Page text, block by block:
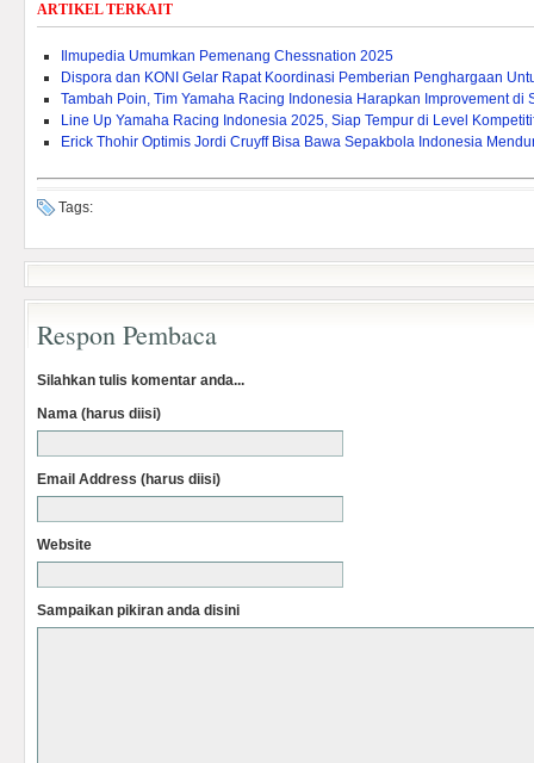
ARTIKEL TERKAIT
Ilmupedia Umumkan Pemenang Chessnation 2025
Dispora dan KONI Gelar Rapat Koordinasi Pemberian Penghargaan
Tambah Poin, Tim Yamaha Racing Indonesia Harapkan Improvement di
Line Up Yamaha Racing Indonesia 2025, Siap Tempur di Level
Erick Thohir Optimis Jordi Cruyff Bisa Bawa Sepakbola Indonesia
Tags:
Respon Pembaca
Silahkan tulis komentar anda...
Nama (harus diisi)
Email Address (harus diisi)
Website
Sampaikan pikiran anda disini